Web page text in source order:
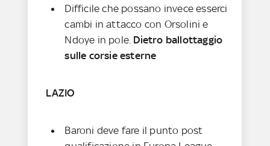
Difficile che possano invece esserci
cambi in attacco con Orsolini e
Ndoye in pole. Dietro ballottaggio
sulle corsie esterne
LAZIO
Baroni deve fare il punto post